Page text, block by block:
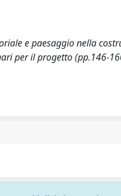
e paesaggio nella
per il progetto (pp.146-